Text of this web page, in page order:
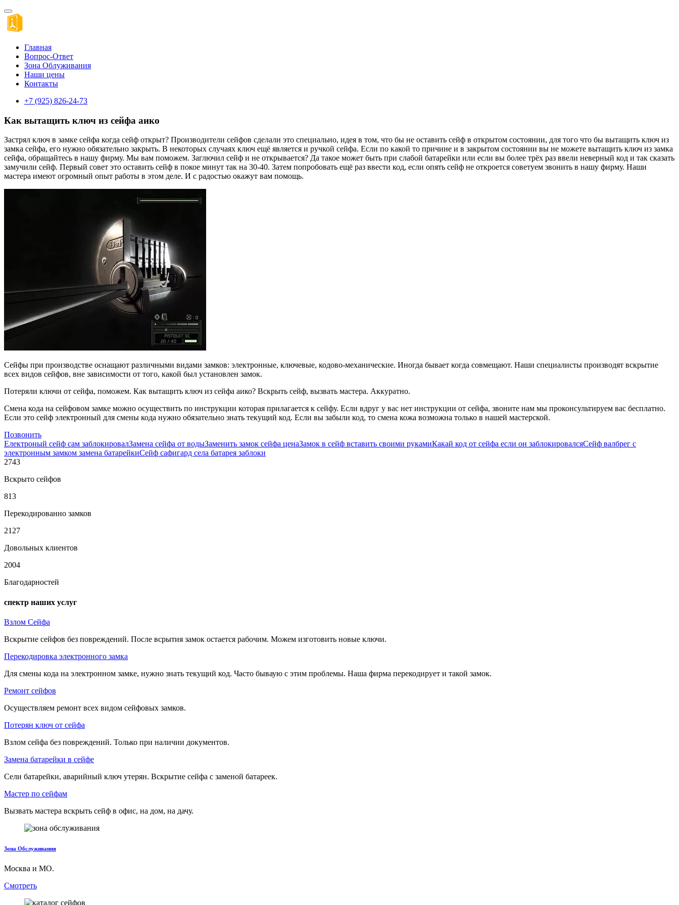
Главная
Вопрос-Ответ
Зона Облуживания
Наши цены
Контакты
+7 (925) 826-24-73
Как вытащить ключ из сейфа аико
Застрял ключ в замке сейфа когда сейф открыт? Производители сейфов сделали это специально, идея в том, что бы не оставить сейф в открытом состоянии, для того что бы вытащить ключ из
замка сейфа, его нужно обязательно закрыть. В некоторых случаях ключ ещё является и ручкой сейфа. Если по какой то причине и в закрытом состоянии вы не можете вытащить ключ из замка
сейфа, обращайтесь в нашу фирму. Мы вам поможем. Заглючил сейф и не открывается? Да такое может быть при слабой батарейки или если вы более трёх раз ввели неверный код и так сказать
замучили сейф. Первый совет это оставить сейф в покое минут так на 30-40. Затем попробовать ещё раз ввести код, если опять сейф не откроется советуем звонить в нашу фирму. Наши
мастера имеют огромный опыт работы в этом деле. И с радостью окажут вам помощь.
Сейфы при производстве оснащают различными видами замков: электронные, ключевые, кодово-механические. Иногда бывает когда совмещают. Наши специалисты производят вскрытие
всех видов сейфов, вне зависимости от того, какой был установлен замок.
Потеряли ключи от сейфа, поможем. Как вытащить ключ из сейфа аико? Вскрыть сейф, вызвать мастера. Аккуратно.
Смена кода на сейфовом замке можно осуществить по инструкции которая прилагается к сейфу. Если вдруг у вас нет инструкции от сейфа, звоните нам мы проконсультируем вас бесплатно.
Если это сейф электронный для смены кода нужно обязательно знать текущий код. Если вы забыли код, то смена кожа возможна только в нашей мастерской.
Позвонить
Електроный сейф сам заблокировалЗамена сейфа от водыЗаменить замок сейфа ценаЗамок в сейф вставить своими рукамиКакай код от сейфа если он заблокировалсяСейф валбрег с
электронным замком замена батарейкиСейф сафигард села батарея заблоки
2743
Вскрыто сейфов
813
Перекодированно замков
2127
Довольных клиентов
2004
Благодарностей
спектр наших услуг
Взлом Сейфа
Вскрытие сейфов без повреждений. После всрытия замок остается рабочим. Можем изготовить новые ключи.
Перекодировка электронного замка
Для смены кода на электронном замке, нужно знать текущий код. Часто бываую с этим проблемы. Наша фирма перекодирует и такой замок.
Ремонт сейфов
Осуществляем ремонт всех видом сейфовых замков.
Потерян ключ от сейфа
Взлом сейфа без повреждений. Только при наличии документов.
Замена батарейки в сейфе
Сели батарейки, аварийный ключ утерян. Вскрытие сейфа с заменой батареек.
Мастер по сейфам
Вызвать мастера вскрыть сейф в офис, на дом, на дачу.
Зона Обслуживания
Москва и МО.
Смотреть